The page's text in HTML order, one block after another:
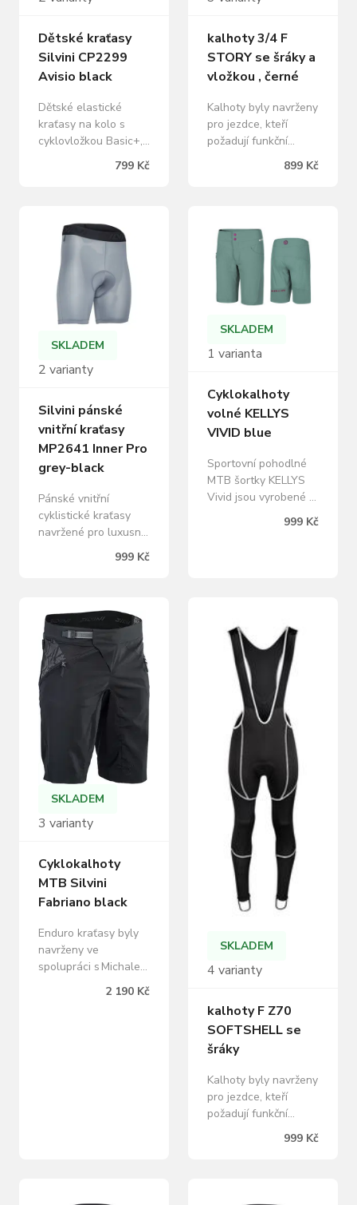
mladé kondiční a… Reflexní…
Dětské kraťasy
Silvini CP2299
Avisio black
Dětské elastické
kraťasy na kolo s
cyklovložkou Basic+,
vyrobeny z materiálů
Compress power a
protiskluzovým
silikonovým potiskem,
nechybí reflexní
prvky. Dětské
cyklistické kraťasy
Avisio jsou vyrobeny
z vysoce elastických
materiálů Compress
799 Kč
kalhoty 3/4 F
STORY se šráky a
vložkou , černé
Kalhoty byly navrženy
pro jezdce, kteří
požadují funkční
materiály a kvalitní
zpracování. Prodyšná
straně kolen přispívají
k lepšímu odvodu
potu. 3/4 délka zajistí
teplotní komfort
během letních dnů,
pružný protiskluzný
lem udrží kalhoty na
899 Kč
SKLADEM
2 varianty
Silvini pánské
vnitřní kraťasy
MP2641 Inner Pro
grey-black
Pánské vnitřní
cyklistické kraťasy
navržené pro luxusní
pohodlí pod volnými
kalhotami pro jízdy
materiálu Quatro Flex
se spolehlivou
vložkou Cool-TECH
pro vynikající
5hodinovou oporu.
999 Kč
SKLADEM
1 varianta
Cyklokalhoty
volné KELLYS
VIVID blue
Sportovní pohodlné
MTB šortky KELLYS
Vivid jsou vyrobené z
lehkého, odolného
tím zabezpečuje
vynikající pocit nošení
bez omezení pohybu.
Vnitřní nastavení šířky
na suchý zips,…
999 Kč
SKLADEM
3 varianty
Cyklokalhoty
MTB Silvini
Fabriano black
Enduro kraťasy byly
navrženy ve
spolupráci s Michalem
Prokopem tak, aby
zvládly i ty nejtěžší
2 190 Kč
SKLADEM
4 varianty
kalhoty F Z70
SOFTSHELL se
šráky
Kalhoty byly navrženy
pro jezdce, kteří
požadují funkční
zpracování, s čímž u
999 Kč